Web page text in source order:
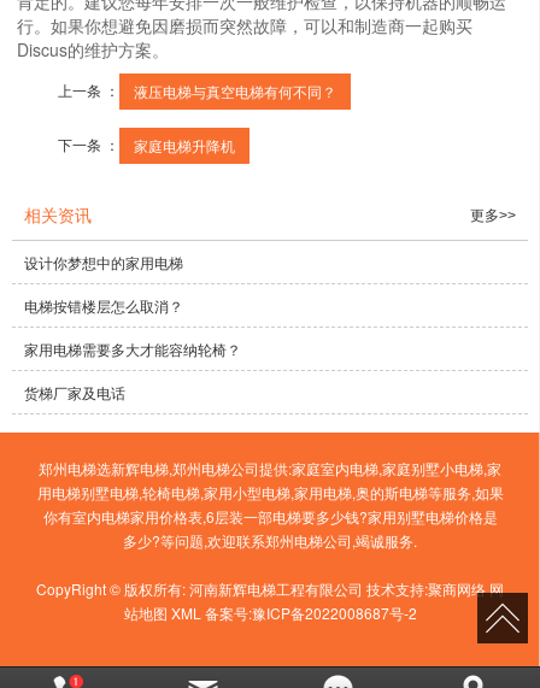
行。如果你想避免因磨损而突然故障，可以和制造商一起购买
Discus的维护方案。
上一条 ： 液压电梯与真空电梯有何不同？
下一条 ： 家庭电梯升降机
相关资讯 更多>>
设计你梦想中的家用电梯
电梯按错楼层怎么取消？
家用电梯需要多大才能容纳轮椅？
货梯厂家及电话
郑州电梯选新辉电梯,郑州电梯公司提供:家庭室内电梯,家庭别墅小电梯,家
用电梯别墅电梯,轮椅电梯,家用小型电梯,家用电梯,奥的斯电梯等服务,如果
你有室内电梯家用价格表,6层装一部电梯要多少钱?家用别墅电梯价格是
多少?等问题,欢迎联系郑州电梯公司,竭诚服务.
CopyRight © 版权所有:河南新辉电梯工程有限公司 技术支持:聚商网络网
站地图 XML 备案号:豫ICP备2022008687号-2